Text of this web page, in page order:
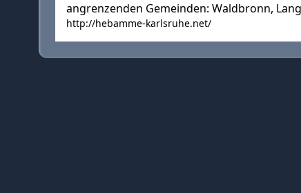
angrenzenden Gemeinden: Waldbronn,
http://hebamme-karlsruhe.net/